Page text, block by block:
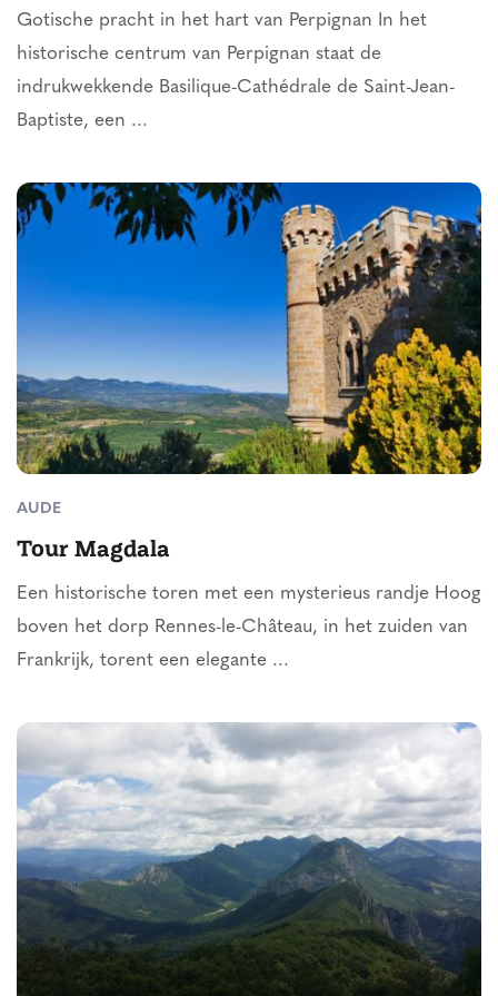
Gotische pracht in het hart van Perpignan In het
historische centrum van Perpignan staat de
indrukwekkende Basilique-Cathédrale de Saint-Jean-
Baptiste, een ...
AUDE
Tour Magdala
Een historische toren met een mysterieus randje Hoog
boven het dorp Rennes-le-Château, in het zuiden van
Frankrijk, torent een elegante ...